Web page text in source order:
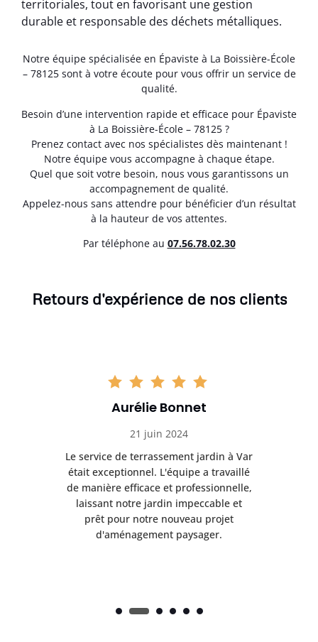
territoriales, tout en favorisant une gestion
durable et responsable des déchets métalliques.
Notre équipe spécialisée en Épaviste à La Boissière-École
– 78125 sont à votre écoute pour vous offrir un service de
qualité.
Besoin d’une intervention rapide et efficace pour Épaviste
à La Boissière-École – 78125 ?
Prenez contact avec nos spécialistes dès maintenant !
Notre équipe vous accompagne à chaque étape.
Quel que soit votre besoin, nous vous garantissons un
accompagnement de qualité.
Appelez-nous sans attendre pour bénéficier d’un résultat
à la hauteur de vos attentes.
Par téléphone au 07.56.78.02.30
Retours d'expérience de nos clients
Aurélie Bonnet
21 juin 2024
Le service de terrassement jardin à Var
était exceptionnel. L'équipe a travaillé
de manière efficace et professionnelle,
laissant notre jardin impeccable et
prêt pour notre nouveau projet
d'aménagement paysager.